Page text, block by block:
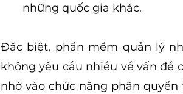
những quốc gia khác.
Đặc biệt, phần mềm quản lý
không yêu cầu nhiều về vấn đề
nhờ vào chức năng phân